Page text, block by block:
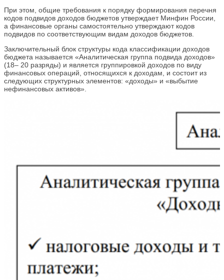
При этом, общие требования к порядку формирования перечня
кодов подвидов доходов бюджетов утверждает Минфин России,
а финансовые органы самостоятельно утверждают кодов
подвидов по соответствующим видам доходов бюджетов.
Заключительный блок структуры кода классификации доходов
бюджета называется «Аналитическая группа подвида доходов»
(18– 20 разряды) и является группировкой доходов по виду
финансовых операций, относящихся к доходам, и состоит из
следующих структурных элементов: «доходы» и «выбытие
нефинансовых активов».